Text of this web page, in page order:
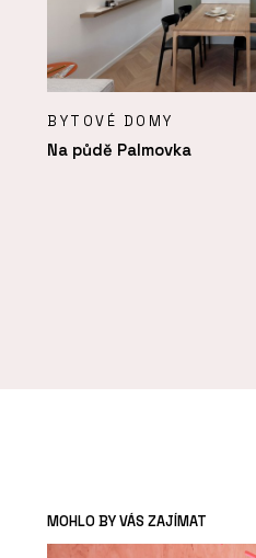
BYTOVÉ DOMY
Na půdě Palmovka
MOHLO BY VÁS ZAJÍMAT